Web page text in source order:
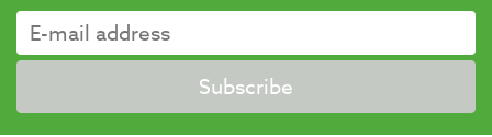
Subscribe